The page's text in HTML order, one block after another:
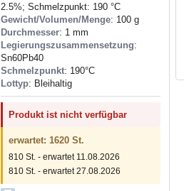
2.5%; Schmelzpunkt: 190 °C
Gewicht/Volumen/Menge: 100 g
Durchmesser: 1 mm
Legierungszusammensetzung:
Sn60Pb40
Schmelzpunkt: 190°С
Lottyp: Bleihaltig
Produkt ist nicht verfügbar
erwartet: 1620 St.
810 St. - erwartet 11.08.2026
810 St. - erwartet 27.08.2026